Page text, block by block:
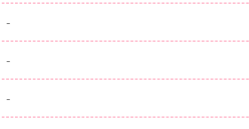
-
-
-